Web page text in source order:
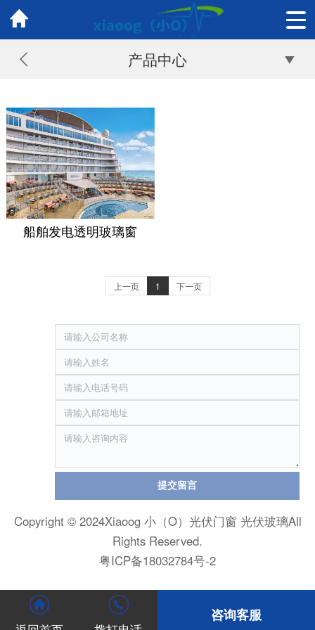
产品中心
船舶发电透明玻璃窗
上一页 1 下一页
提交留言
Copyright © 2024Xiaoog 小（O）光伏门窗 光伏玻璃All
Rights Reserved.
粤ICP备18032784号-2
咨询客服